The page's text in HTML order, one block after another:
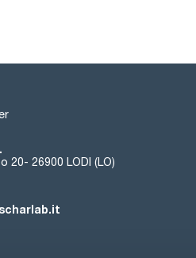
20- 26900 LODI (LO)